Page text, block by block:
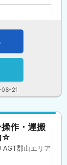
21
作・運搬
☆
AGT郡山エリア